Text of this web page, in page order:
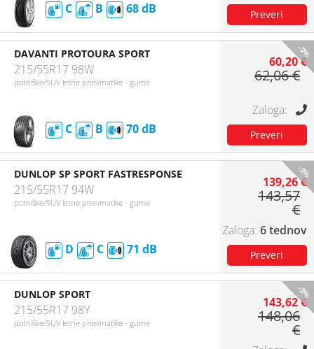
C B 68
-3%
DAVANTI PROTOURA SPORT
215/55R17 98W
potniške/SUV letne pnevmatike - gume
C B 70
60,20 €
62,06 €
-3%
DUNLOP SP SPORT FASTRESPONSE
215/55R17 94W
potniške/SUV letne pnevmatike - gume
D C 71
139,26 €
143,57
€
6 tednov
-3%
DUNLOP SPORT
215/55R17 98Y
potniške/SUV letne pnevmatike - gume
143,62 €
148,06
€